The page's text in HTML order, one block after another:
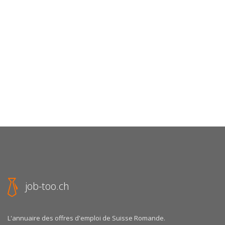
job-too.ch
L'annuaire des offres d'emploi de Suisse Romande.